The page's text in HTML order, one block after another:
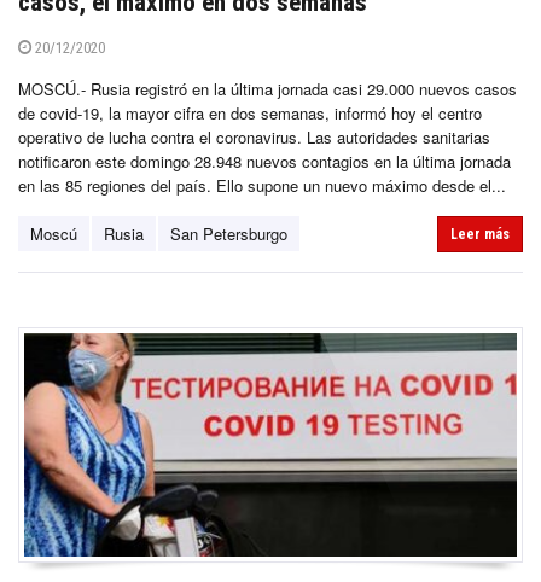
20/12/2020
MOSCÚ.- Rusia registró en la última jornada casi 29.000 nuevos casos
de covid-19, la mayor cifra en dos semanas, informó hoy el centro
operativo de lucha contra el coronavirus. Las autoridades sanitarias
notificaron este domingo 28.948 nuevos contagios en la última jornada
en las 85 regiones del país. Ello supone un nuevo máximo desde el...
Moscú Rusia San Petersburgo Leer más